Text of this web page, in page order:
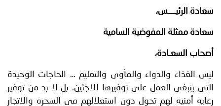
سعادة الرئيــــس،
سعادة ممثلة المفوضية السامية
أصحاب السعـادة،
ليس الغذاء والدواء والمأوى والتعليم … الحاجات الوحيدة
التي ينبغي العمل على توفيرها للاجئين. بل لا بد من توفير
رعاية أمنية لهم تحول دون استغلالهم في السخرة والاتجار